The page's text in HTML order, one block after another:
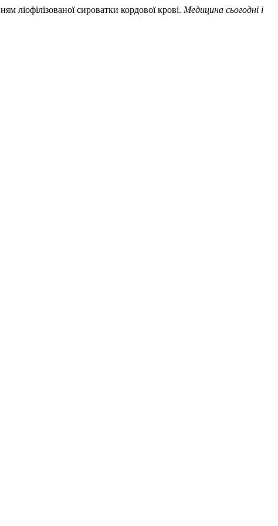
ліофілізованої сироватки кордової крові. Медицина сьогодні і